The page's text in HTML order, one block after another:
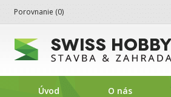
Porovnanie (0)
Úvod O nás